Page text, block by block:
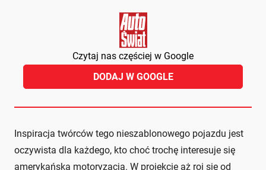
Czytaj nas częściej w Google
DODAJ W GOOGLE
Inspiracja twórców tego nieszablonowego pojazdu jest
oczywista dla każdego, kto choć trochę interesuje się
amerykańską motoryzacją. W projekcie aż roi się od